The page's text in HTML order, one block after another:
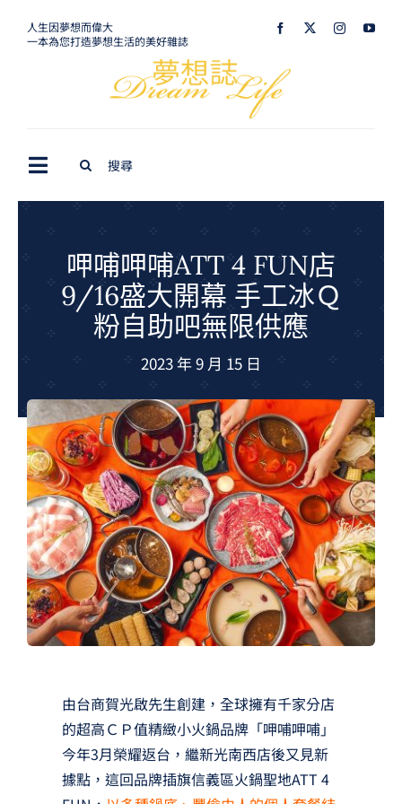
人生因夢想而偉大
一本為您打造夢想生活的美好雜誌
Toggle
Navigation
生活美學
室內設計
夢想TV
GCU大賽
夢想購物
呷哺呷哺ATT 4 FUN店
9/16盛大開幕 手工冰Ｑ
粉自助吧無限供應
2023 年 9 月 15 日
由台商賀光啟先生創建，全球擁有千家分店
的超高ＣＰ值精緻小火鍋品牌「呷哺呷哺」
今年3月榮耀返台，繼新光南西店後又見新
據點，這回品牌插旗信義區火鍋聖地ATT 4